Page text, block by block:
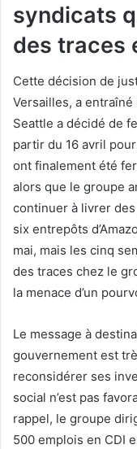
syndicats
des traces
Cette décision de
Versailles, a
Seattle a décidé de
partir du 16 avril
ont finalement été
alors que le groupe
continuer à livrer
six entrepôts
mai, mais les cinq
des traces chez le
la menace d’un
Le message à
gouvernement est
reconsidérer ses
social n’est pas
rappel, le groupe
500 emplois en CDI